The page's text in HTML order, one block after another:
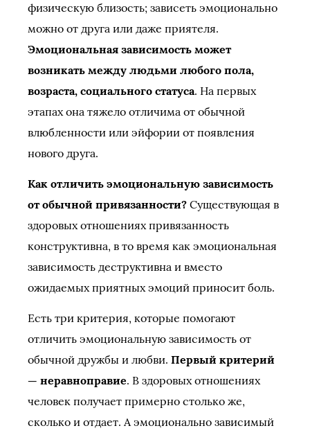
физическую близость; зависеть эмоционально
можно от друга или даже приятеля.
Эмоциональная зависимость может
возникать между людьми любого пола,
возраста, социального статуса. На первых
этапах она тяжело отличима от обычной
влюбленности или эйфории от появления
нового друга.
Как отличить эмоциональную зависимость
от обычной привязанности? Существующая в
здоровых отношениях привязанность
конструктивна, в то время как эмоциональная
зависимость деструктивна и вместо
ожидаемых приятных эмоций приносит боль.
Есть три критерия, которые помогают
отличить эмоциональную зависимость от
обычной дружбы и любви. Первый критерий
— неравноправие. В здоровых отношениях
человек получает примерно столько же,
сколько и отдает. А эмоционально зависимый